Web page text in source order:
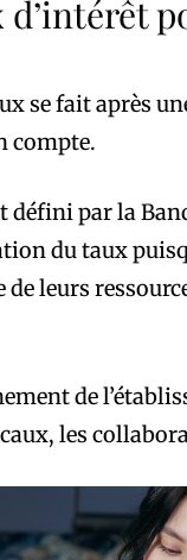
se fait après
compte.
par la
du taux
leurs
de
les